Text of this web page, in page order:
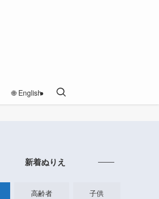
🌐 English
新着ぬりえ
高齢者 子供